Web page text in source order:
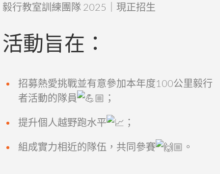
毅行教室訓練團隊 2025｜現正招生
活動旨在：
招募熱愛挑戰並有意參加本年度100公里毅行
者活動的隊員
；
提升個人越野跑水平 ；
組成實力相近的隊伍，共同參賽 。